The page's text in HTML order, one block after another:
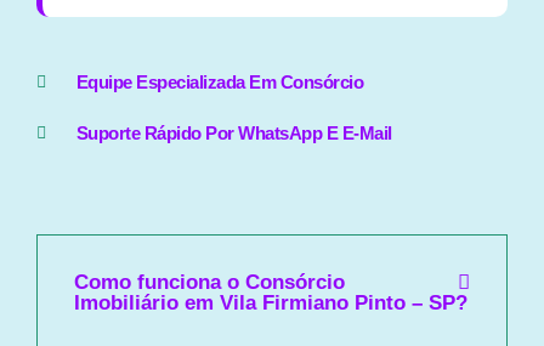
Equipe Especializada Em Consórcio
Suporte Rápido Por WhatsApp E E-Mail
Como funciona o Consórcio
Imobiliário em Vila Firmiano Pinto – SP?